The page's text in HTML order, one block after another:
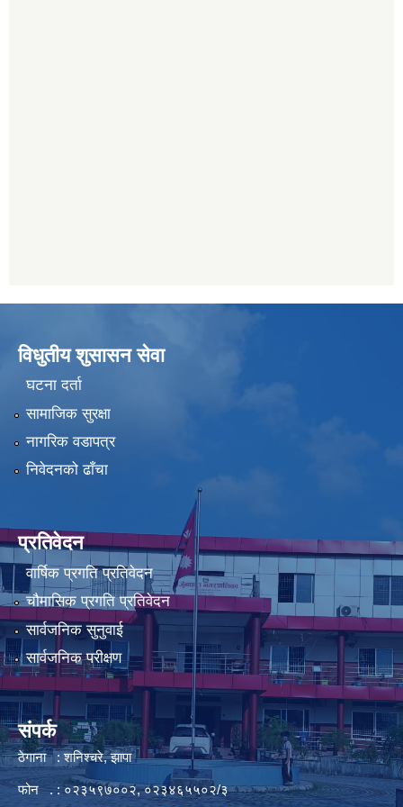
विधुतीय शुसासन सेवा
घटना दर्ता
सामाजिक सुरक्षा
नागरिक वडापत्र
निवेदनको ढाँचा
प्रतिवेदन
वार्षिक प्रगति प्रतिवेदन
चौमासिक प्रगति प्रतिवेदन
सार्वजनिक सुनुवाई
सार्वजनिक परीक्षण
संपर्क
ठेगाना : शनिश्चरे, झापा
फोन . : ०२३५९७००२, ०२३४६५५०२/३